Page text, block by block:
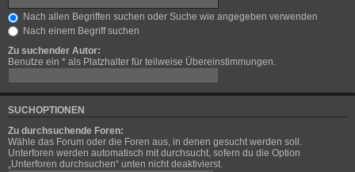
Nach allen Begriffen suchen oder Suche wie angegeben verwenden
Nach einem Begriff suchen
Zu suchender Autor:
Benutze ein * als Platzhalter für teilweise Übereinstimmungen.
SUCHOPTIONEN
Zu durchsuchende Foren:
Wähle das Forum oder die Foren aus, in denen gesucht werden soll.
Unterforen werden automatisch mit durchsucht, sofern du die Option
„Unterforen durchsuchen“ unten nicht deaktivierst.